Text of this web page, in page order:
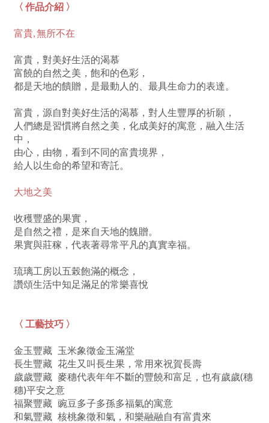
〈 作品介紹 〉
富貴, 無所不在
富貴，對美好生活的渴慕
富饒的自然之美，飽和的色彩，
都是天地的饋贈，是最動人的、最具生命力的表達。
富貴，源自對美好生活的渴慕，對人生豐厚的祈願，
人們總是習慣將自然之美，化成美好的寓意，融入生活
中，
由心，由物，看到不同的富貴境界，
給人以生命的希望和寄託。
大地之美
收穫豐盛的果實，
是自然之禮，是來自天地的餽贈。
果實與莊稼，代表著尋常平凡的真實幸福。
琉璃工房以五榖飽滿的概念，
讚頌生活中知足滿足的常樂喜悅
〈 工藝技巧 〉
金玉豐藏 玉米象徵金玉滿堂
長生豐藏 花生又叫長生果，常用來祝賀長壽
歲歲豐藏 麥穗代表年年不斷的豐饒和富足，也有歲歲(穗
穗)平安之意
福聚豐藏 豌豆多子多孫多福氣的寓意
和氣豐藏 核桃象徵和氣，和樂融融自有富貴來